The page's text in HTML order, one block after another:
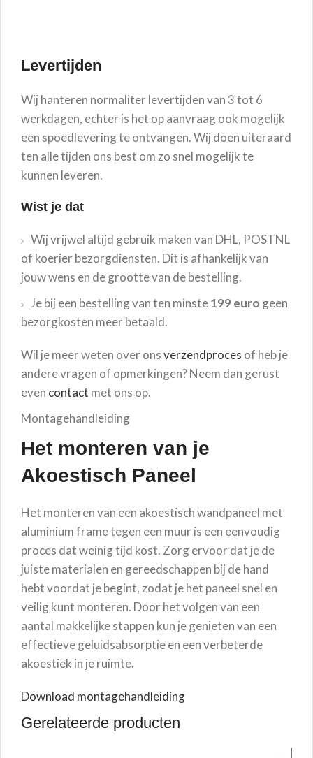
Levertijden
Wij hanteren normaliter levertijden van 3 tot 6
werkdagen, echter is het op aanvraag ook mogelijk
een spoedlevering te ontvangen. Wij doen uiteraard
ten alle tijden ons best om zo snel mogelijk te
kunnen leveren.
Wist je dat
Wij vrijwel altijd gebruik maken van DHL, POSTNL
of koerier bezorgdiensten. Dit is afhankelijk van
jouw wens en de grootte van de bestelling.
Je bij een bestelling van ten minste199 euro geen
bezorgkosten meer betaald.
Wil je meer weten over onsverzendproces of heb je
andere vragen of opmerkingen? Neem dan gerust
even contact met ons op.
Montagehandleiding
Het monteren van je
Akoestisch Paneel
Het monteren van een akoestisch wandpaneel met
aluminium frame tegen een muur is een eenvoudig
proces dat weinig tijd kost. Zorg ervoor dat je de
juiste materialen en gereedschappen bij de hand
hebt voordat je begint, zodat je het paneel snel en
veilig kunt monteren. Door het volgen van een
aantal makkelijke stappen kun je genieten van een
effectieve geluidsabsorptie en een verbeterde
akoestiek in je ruimte.
Download montagehandleiding
Gerelateerde producten